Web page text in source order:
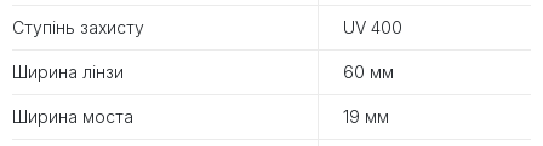
Ступінь захисту UV 400
Ширина лінзи 60 мм
Ширина моста 19 мм